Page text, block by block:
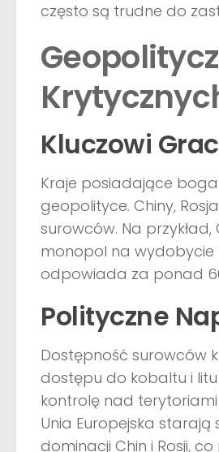
często są trudne do
Kluczowi
Kraje posiadające
geopolityce. Chiny,
surowców. Na
monopol na wydobycie
odpowiada za ponad
Polityczne
Dostępność surowców
dostępu do kobaltu i
kontrolę nad
Unia Europejska starają
dominacji Chin i Rosji,